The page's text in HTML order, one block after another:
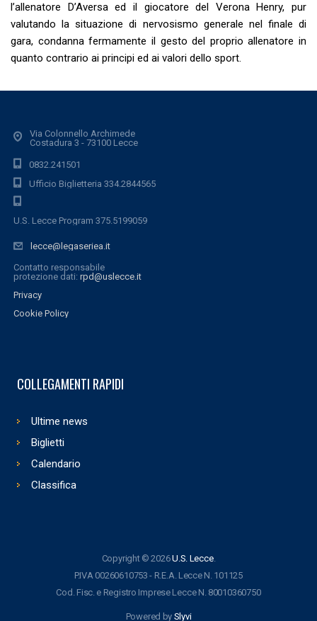
l’allenatore D’Aversa ed il giocatore del Verona Henry, pur
valutando la situazione di nervosismo generale nel finale di
gara, condanna fermamente il gesto del proprio allenatore in
quanto contrario ai principi ed ai valori dello sport.
Via Colonnello Archimede
Costadura 3 - 73100 Lecce
0832.241501
Ufficio Biglietteria 334.2844565
U.S. Lecce Program 375.5199059
lecce@legaseriea.it
Contatto responsabile
protezione dati: rpd@uslecce.it
Privacy
Cookie Policy
COLLEGAMENTI RAPIDI
Ultime news
Biglietti
Calendario
Classifica
Copyright © 2026U.S. Lecce.
P.IVA 00260610753 - R.E.A. Lecce N. 101125
Cod. Fisc. e Registro Imprese Lecce N. 80010360750
Powered by Slyvi